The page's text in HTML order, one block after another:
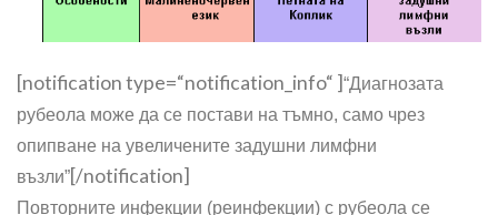
[notification type=“notification_info“ ]“Диагнозата
рубеола може да се постави на тъмно, само чрез
опипване на увеличените задушни лимфни
възли”[/notification]
Повторните инфекции (реинфекции) с рубеола се